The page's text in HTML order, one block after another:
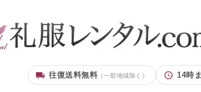
往復送料無料（一部地域除く） 14時